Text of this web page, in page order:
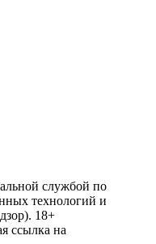
службой по
технологий и
18+
ссылка на